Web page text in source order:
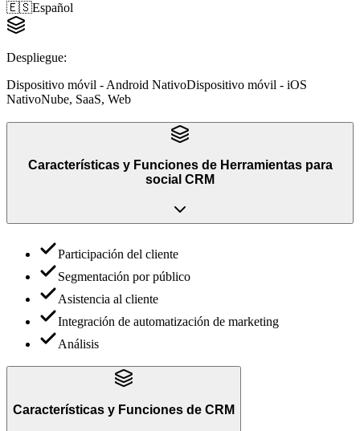
🇪🇸Español
Despliegue:
Dispositivo móvil - Android NativoDispositivo móvil - iOS
NativoNube, SaaS, Web
Características y Funciones de Herramientas para
social CRM
Participación del cliente
Segmentación por público
Asistencia al cliente
Integración de automatización de marketing
Análisis
Características y Funciones de CRM